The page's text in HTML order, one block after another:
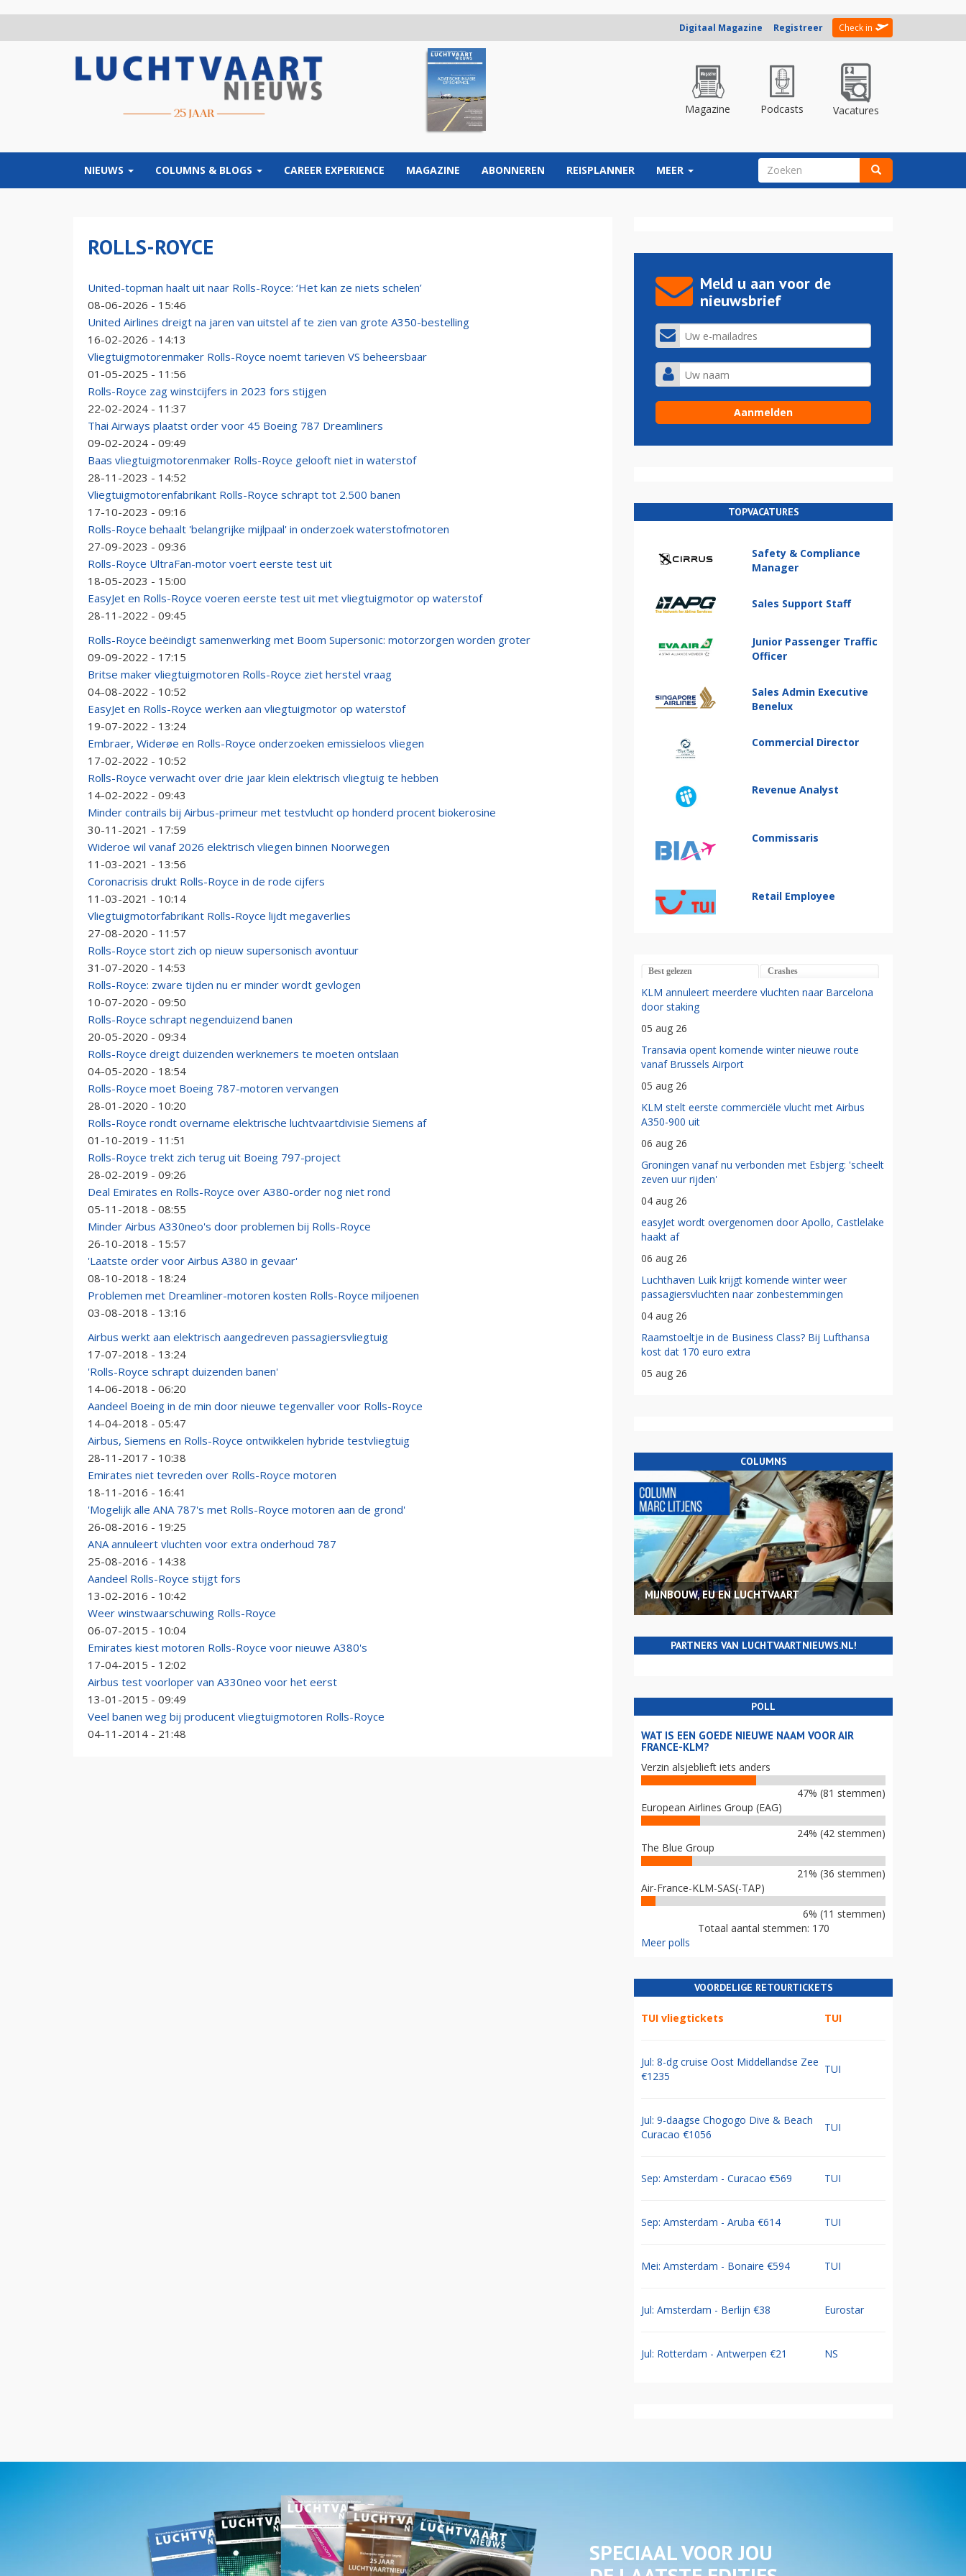
Digitaal Magazine Registreer Check in
Magazine Podcasts Vacatures
NIEUWS COLUMNS & BLOGS CAREER EXPERIENCE MAGAZINE ABONNEREN REISPLANNER MEER ZOEKVELD
ROLLS-ROYCE
United-topman haalt uit naar Rolls-Royce: ‘Het kan ze niets schelen’
08-06-2026 - 15:46
United Airlines dreigt na jaren van uitstel af te zien van grote A350-bestelling
16-02-2026 - 14:13
Vliegtuigmotorenmaker Rolls-Royce noemt tarieven VS beheersbaar
01-05-2025 - 11:56
Rolls-Royce zag winstcijfers in 2023 fors stijgen
22-02-2024 - 11:37
Thai Airways plaatst order voor 45 Boeing 787 Dreamliners
09-02-2024 - 09:49
Baas vliegtuigmotorenmaker Rolls-Royce gelooft niet in waterstof
28-11-2023 - 14:52
Vliegtuigmotorenfabrikant Rolls-Royce schrapt tot 2.500 banen
17-10-2023 - 09:16
Rolls-Royce behaalt 'belangrijke mijlpaal' in onderzoek waterstofmotoren
27-09-2023 - 09:36
Rolls-Royce UltraFan-motor voert eerste test uit
18-05-2023 - 15:00
EasyJet en Rolls-Royce voeren eerste test uit met vliegtuigmotor op waterstof
28-11-2022 - 09:45
Rolls-Royce beëindigt samenwerking met Boom Supersonic: motorzorgen worden groter
09-09-2022 - 17:15
Britse maker vliegtuigmotoren Rolls-Royce ziet herstel vraag
04-08-2022 - 10:52
EasyJet en Rolls-Royce werken aan vliegtuigmotor op waterstof
19-07-2022 - 13:24
Embraer, Widerøe en Rolls-Royce onderzoeken emissieloos vliegen
17-02-2022 - 10:52
Rolls-Royce verwacht over drie jaar klein elektrisch vliegtuig te hebben
14-02-2022 - 09:43
Minder contrails bij Airbus-primeur met testvlucht op honderd procent biokerosine
30-11-2021 - 17:59
Wideroe wil vanaf 2026 elektrisch vliegen binnen Noorwegen
11-03-2021 - 13:56
Coronacrisis drukt Rolls-Royce in de rode cijfers
11-03-2021 - 10:14
Vliegtuigmotorfabrikant Rolls-Royce lijdt megaverlies
27-08-2020 - 11:57
Rolls-Royce stort zich op nieuw supersonisch avontuur
31-07-2020 - 14:53
Rolls-Royce: zware tijden nu er minder wordt gevlogen
10-07-2020 - 09:50
Rolls-Royce schrapt negenduizend banen
20-05-2020 - 09:34
Rolls-Royce dreigt duizenden werknemers te moeten ontslaan
04-05-2020 - 18:54
Rolls-Royce moet Boeing 787-motoren vervangen
28-01-2020 - 10:20
Rolls-Royce rondt overname elektrische luchtvaartdivisie Siemens af
01-10-2019 - 11:51
Rolls-Royce trekt zich terug uit Boeing 797-project
28-02-2019 - 09:26
Deal Emirates en Rolls-Royce over A380-order nog niet rond
05-11-2018 - 08:55
Minder Airbus A330neo's door problemen bij Rolls-Royce
26-10-2018 - 15:57
'Laatste order voor Airbus A380 in gevaar'
08-10-2018 - 18:24
Problemen met Dreamliner-motoren kosten Rolls-Royce miljoenen
03-08-2018 - 13:16
Airbus werkt aan elektrisch aangedreven passagiersvliegtuig
17-07-2018 - 13:24
'Rolls-Royce schrapt duizenden banen'
14-06-2018 - 06:20
Aandeel Boeing in de min door nieuwe tegenvaller voor Rolls-Royce
14-04-2018 - 05:47
Airbus, Siemens en Rolls-Royce ontwikkelen hybride testvliegtuig
28-11-2017 - 10:38
Emirates niet tevreden over Rolls-Royce motoren
18-11-2016 - 16:41
'Mogelijk alle ANA 787's met Rolls-Royce motoren aan de grond'
26-08-2016 - 19:25
ANA annuleert vluchten voor extra onderhoud 787
25-08-2016 - 14:38
Aandeel Rolls-Royce stijgt fors
13-02-2016 - 10:42
Weer winstwaarschuwing Rolls-Royce
06-07-2015 - 10:04
Emirates kiest motoren Rolls-Royce voor nieuwe A380's
17-04-2015 - 12:02
Airbus test voorloper van A330neo voor het eerst
13-01-2015 - 09:49
Veel banen weg bij producent vliegtuigmotoren Rolls-Royce
04-11-2014 - 21:48
Meld u aan voor de
nieuwsbrief
TOPVACATURES
Safety & Compliance
Manager
Sales Support Staff
Junior Passenger Traffic
Officer
Sales Admin Executive
Benelux
Commercial Director
Revenue Analyst
Commissaris
Retail Employee
Best gelezen Crashes
KLM annuleert meerdere vluchten naar Barcelona
door staking
05 aug 26
Transavia opent komende winter nieuwe route
vanaf Brussels Airport
05 aug 26
KLM stelt eerste commerciële vlucht met Airbus
A350-900 uit
06 aug 26
Groningen vanaf nu verbonden met Esbjerg: 'scheelt
zeven uur rijden'
04 aug 26
easyJet wordt overgenomen door Apollo, Castlelake
haakt af
06 aug 26
Luchthaven Luik krijgt komende winter weer
passagiersvluchten naar zonbestemmingen
04 aug 26
Raamstoeltje in de Business Class? Bij Lufthansa
kost dat 170 euro extra
05 aug 26
COLUMNS
MIJNBOUW, EU EN LUCHTVAART
PARTNERS VAN LUCHTVAARTNIEUWS.NL!
POLL
WAT IS EEN GOEDE NIEUWE NAAM VOOR AIR
FRANCE-KLM?
Verzin alsjeblieft iets anders
47% (81 stemmen)
European Airlines Group (EAG)
24% (42 stemmen)
The Blue Group
21% (36 stemmen)
Air-France-KLM-SAS(-TAP)
6% (11 stemmen)
Totaal aantal stemmen: 170
Meer polls
VOORDELIGE RETOURTICKETS
TUI vliegtickets TUI
Jul: 8-dg cruise Oost Middellandse Zee
€1235
TUI
Jul: 9-daagse Chogogo Dive & Beach
Curacao €1056
TUI
Sep: Amsterdam - Curacao €569 TUI
Sep: Amsterdam - Aruba €614 TUI
Mei: Amsterdam - Bonaire €594 TUI
Jul: Amsterdam - Berlijn €38 Eurostar
Jul: Rotterdam - Antwerpen €21 NS
SPECIAAL VOOR JOU